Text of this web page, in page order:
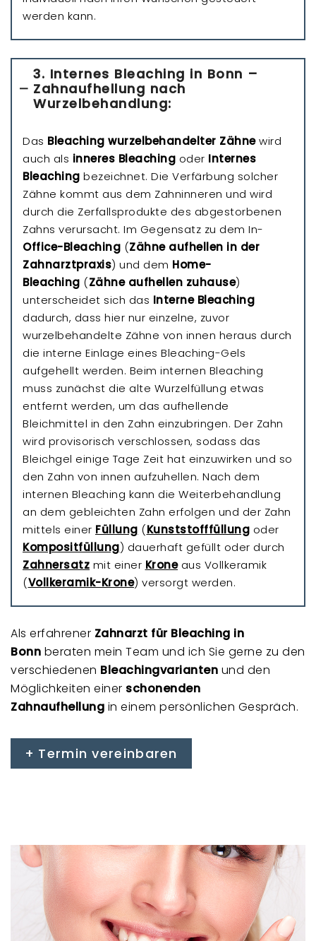
werden kann.
3. Internes Bleaching in Bonn –
Zahnaufhellung nach
Wurzelbehandlung:
Das Bleaching wurzelbehandelter Zähnewird
auch als inneres Bleaching oder Internes
Bleaching bezeichnet. Die Verfärbung solcher
Zähne kommt aus dem Zahninneren und wird
durch die Zerfallsprodukte des abgestorbenen
Zahns verursacht. Im Gegensatz zu dem In-
Office-Bleaching (Zähne aufhellen in der
Zahnarztpraxis) und dem Home-
Bleaching (Zähne aufhellen zuhause)
unterscheidet sich das Interne Bleaching
dadurch, dass hier nur einzelne, zuvor
wurzelbehandelte Zähne von innen heraus durch
die interne Einlage eines Bleaching-Gels
aufgehellt werden. Beim internen Bleaching
muss zunächst die alte Wurzelfüllung etwas
entfernt werden, um das aufhellende
Bleichmittel in den Zahn einzubringen. Der Zahn
wird provisorisch verschlossen, sodass das
Bleichgel einige Tage Zeit hat einzuwirken und so
den Zahn von innen aufzuhellen. Nach dem
internen Bleaching kann die Weiterbehandlung
an dem gebleichten Zahn erfolgen und der Zahn
mittels einer Füllung (Kunststofffüllung oder
Kompositfüllung) dauerhaft gefüllt oder durch
Zahnersatz mit einer Kroneaus Vollkeramik
(Vollkeramik-Krone) versorgt werden.
Als erfahrener Zahnarzt für Bleaching in
Bonn beraten mein Team und ich Sie gerne zu den
verschiedenen Bleachingvarianten und den
Möglichkeiten einer schonenden
Zahnaufhellung in einem persönlichen Gespräch.
Termin vereinbaren